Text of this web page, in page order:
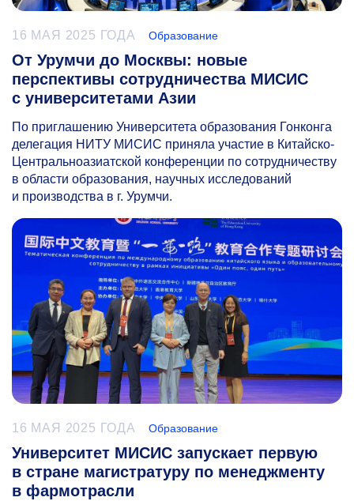
16 МАЯ 2025 ГОДА Образование
От Урумчи до Москвы: новые
перспективы сотрудничества МИСИС
с университетами Азии
По приглашению Университета образования Гонконга
делегация НИТУ МИСИС приняла участие в Китайско-
Центральноазиатской конференции по сотрудничеству
в области образования, научных исследований
и производства в г. Урумчи.
16 МАЯ 2025 ГОДА Образование
Университет МИСИС запускает первую
в стране магистратуру по менеджменту
в фармотрасли